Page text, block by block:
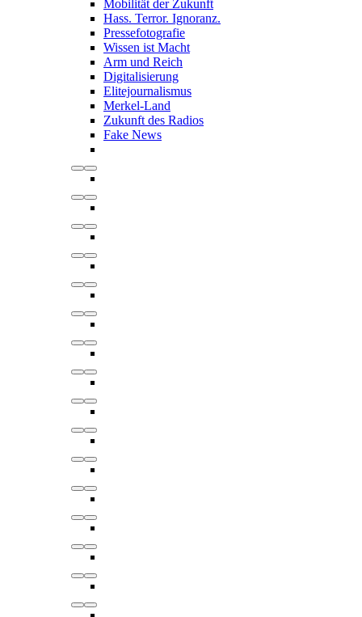
Mobilität der Zukunft
Hass. Terror. Ignoranz.
Pressefotografie
Wissen ist Macht
Arm und Reich
Digitalisierung
Elitejournalismus
Merkel-Land
Zukunft des Radios
Fake News